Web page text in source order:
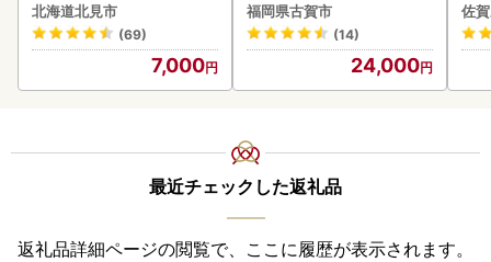
らい産 玉ねぎ Lサイズ 10k
g ( タマネギ たまねぎ 野菜
)【210-0003-2026】
北海道北見市
(69)
7,000
福岡県古賀市
(14)
24,000
2
佐
最近チェックした返礼品
返礼品詳細ページの閲覧で、ここに履歴が表示されます。